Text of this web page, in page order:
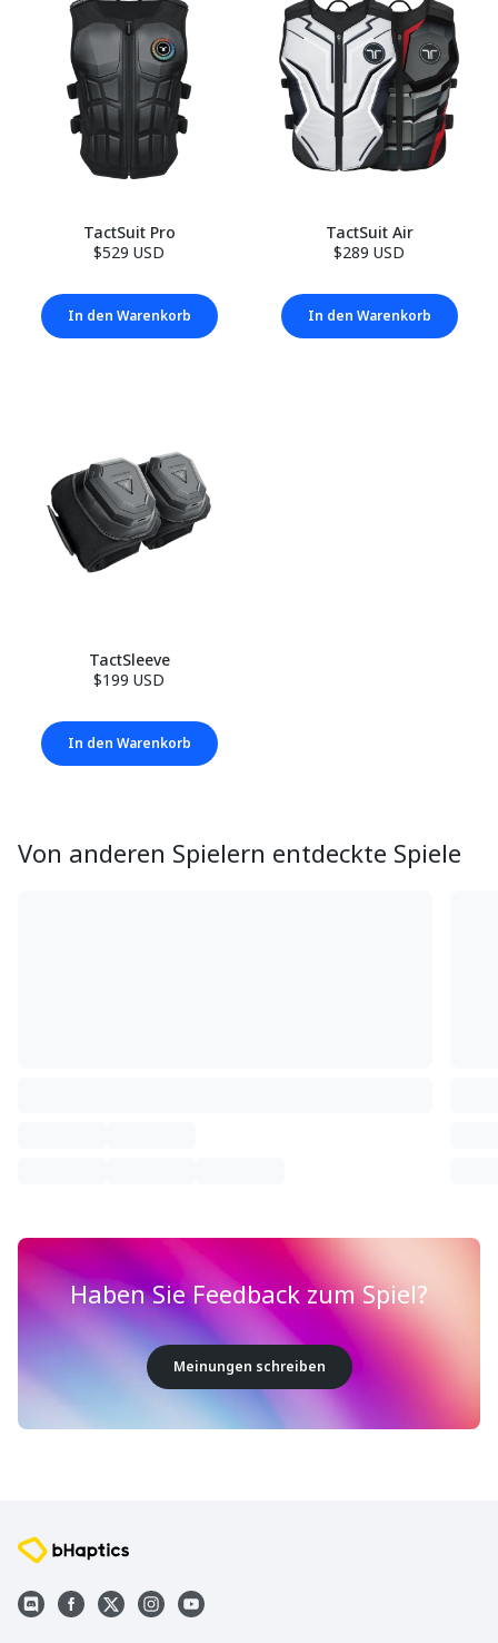
TactSuit Pro
$529 USD
In den Warenkorb
TactSuit Air
$289 USD
In den Warenkorb
TactSleeve
$199 USD
In den Warenkorb
Von anderen Spielern entdeckte Spiele
Haben Sie Feedback zum Spiel?
Meinungen schreiben